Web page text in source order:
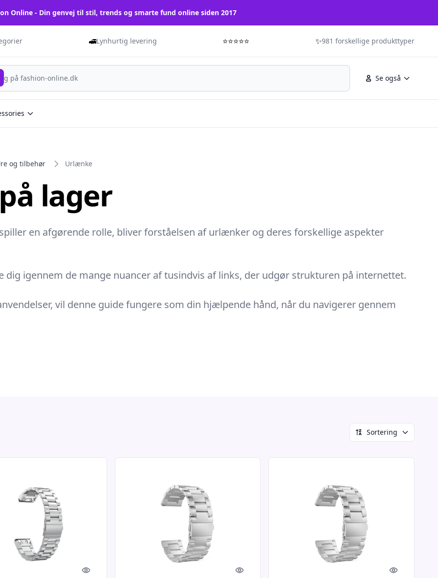
Online - Din genvej til stil, trends og smarte fund online siden 2017
🚅Lynhurtig levering ⭐⭐⭐⭐⭐ ✨981 forskellige produkttyper
Se også
og tilbehør Urlænke
lager
en afgørende rolle, bliver forståelsen afurlænker og deres forskellige aspekter
dig igennem de mange nuancer af tusindvis af links, der udgør strukturen på internettet.
vil denne guide fungere som din hjælpende hånd, når du navigerer gennem
Sortering
Quick look Quick look Quick look